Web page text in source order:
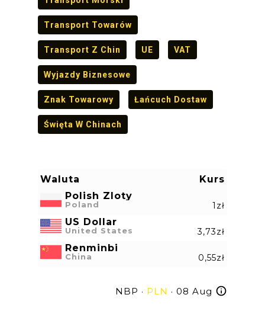
Transport Towarów
Transport Z Chin UE VAT
Wyjazdy Biznesowe
Znak Towarowy Łańcuch Dostaw
Święta W Chinach
Waluta
Kurs
Polish Zloty
Poland 1zł
US Dollar
United States 3,73zł
Renminbi
China 0,55zł
NBP · PLN · 08 Aug